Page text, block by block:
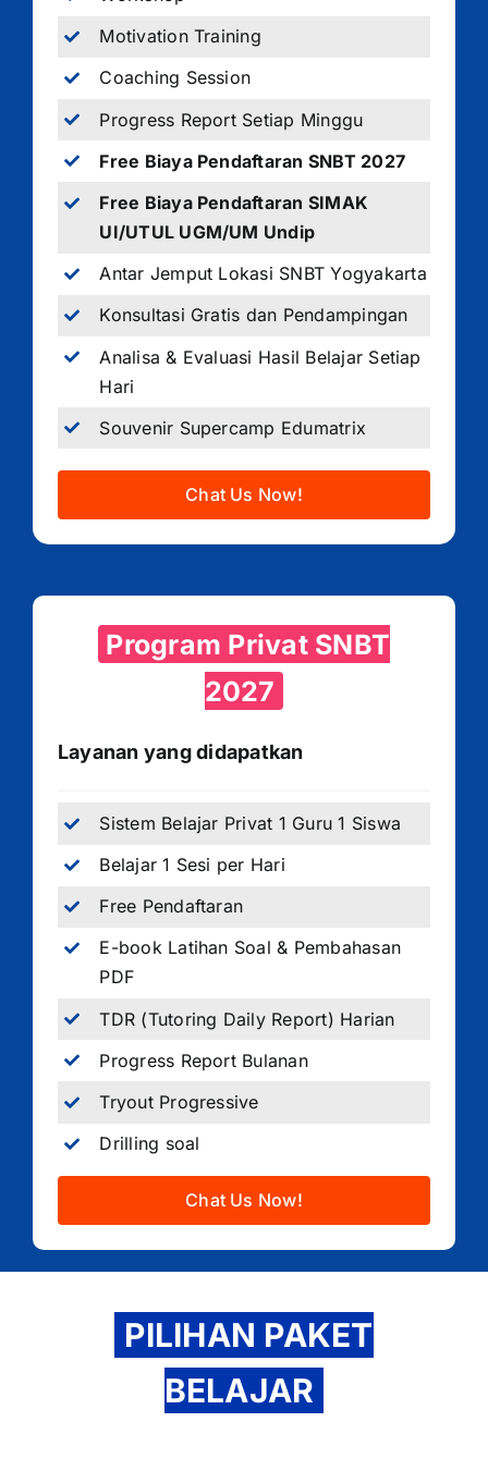
Motivation Training
Coaching Session
Progress Report Setiap Minggu
Free Biaya Pendaftaran SNBT 2027
Free Biaya Pendaftaran SIMAK
UI/UTUL UGM/UM Undip
Antar Jemput Lokasi SNBT Yogyakarta
Konsultasi Gratis dan Pendampingan
Analisa & Evaluasi Hasil Belajar Setiap
Hari
Souvenir Supercamp Edumatrix
Chat Us Now!
Program Privat SNBT
2027
Layanan yang didapatkan
Sistem Belajar Privat 1 Guru 1 Siswa
Belajar 1 Sesi per Hari
Free Pendaftaran
E-book Latihan Soal & Pembahasan
PDF
TDR (Tutoring Daily Report) Harian
Progress Report Bulanan
Tryout Progressive
Drilling soal
Chat Us Now!
PILIHAN PAKET
BELAJAR